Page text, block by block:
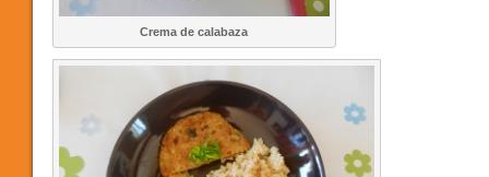
Crema de calabaza